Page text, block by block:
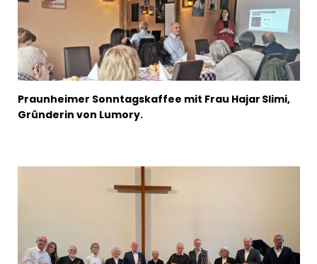
Praunheimer Sonntagskaffee mit Frau Hajar Slimi,
Gründerin von Lumory.